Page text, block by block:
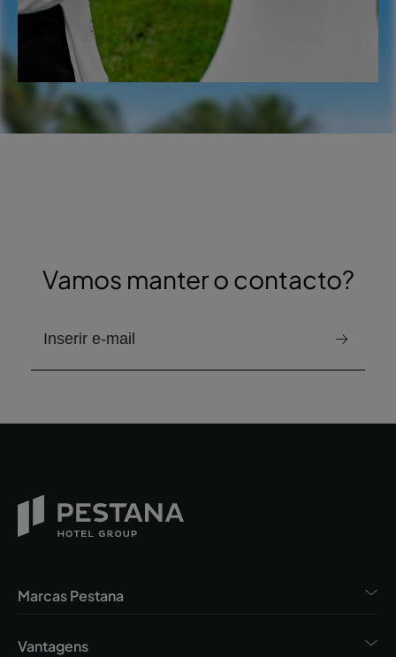
Vamos manter o contacto?
email para receber a newsletter
Marcas Pestana
Vantagens